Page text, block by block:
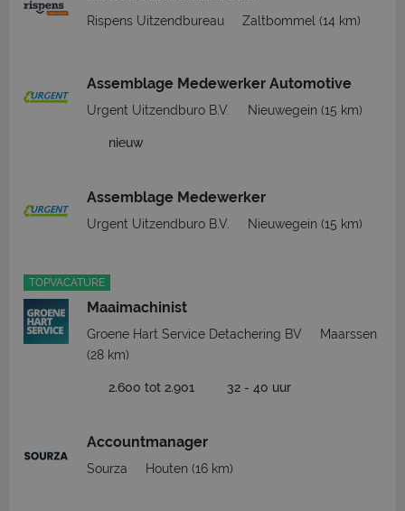
Rispens Uitzendbureau Zaltbommel (14 km)
Assemblage Medewerker Automotive
Urgent Uitzendburo B.V. Nieuwegein (15 km)
nieuw
Assemblage Medewerker
Urgent Uitzendburo B.V. Nieuwegein (15 km)
TOPVACATURE
Maaimachinist
Groene Hart Service Detachering BV
Maarssen
(28 km)
2.600 tot 2.901 32 - 40 uur
Accountmanager
Sourza Houten (16 km)